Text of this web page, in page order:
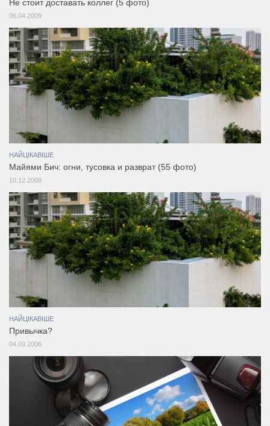
Не стоит доставать коллег (5 фото)
06.04.2009
НАЙЦІКАВІШЕ
Майями Бич: огни, тусовка и разврат (55 фото)
10.12.2008
НАЙЦІКАВІШЕ
Привычка?
04.09.2006